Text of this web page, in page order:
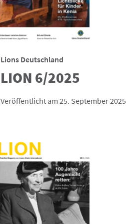
Lions Deutschland
LION 6/2025
Veröffentlicht am 25. September 2025